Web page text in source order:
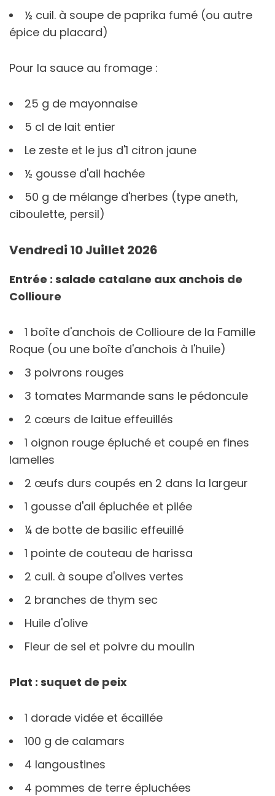
½ cuil. à soupe de paprika fumé (ou autre
épice du placard)
Pour la sauce au fromage :
25 g de mayonnaise
5 cl de lait entier
Le zeste et le jus d'1 citron jaune
½ gousse d'ail hachée
50 g de mélange d'herbes (type aneth,
ciboulette, persil)
Vendredi 10 Juillet 2026
Entrée : salade catalane aux anchois de
Collioure
1 boîte d'anchois de Collioure de la Famille
Roque (ou une boîte d'anchois à l'huile)
3 poivrons rouges
3 tomates Marmande sans le pédoncule
2 cœurs de laitue effeuillés
1 oignon rouge épluché et coupé en fines
lamelles
2 œufs durs coupés en 2 dans la largeur
1 gousse d'ail épluchée et pilée
¼ de botte de basilic effeuillé
1 pointe de couteau de harissa
2 cuil. à soupe d'olives vertes
2 branches de thym sec
Huile d'olive
Fleur de sel et poivre du moulin
Plat : suquet de peix
1 dorade vidée et écaillée
100 g de calamars
4 langoustines
4 pommes de terre épluchées